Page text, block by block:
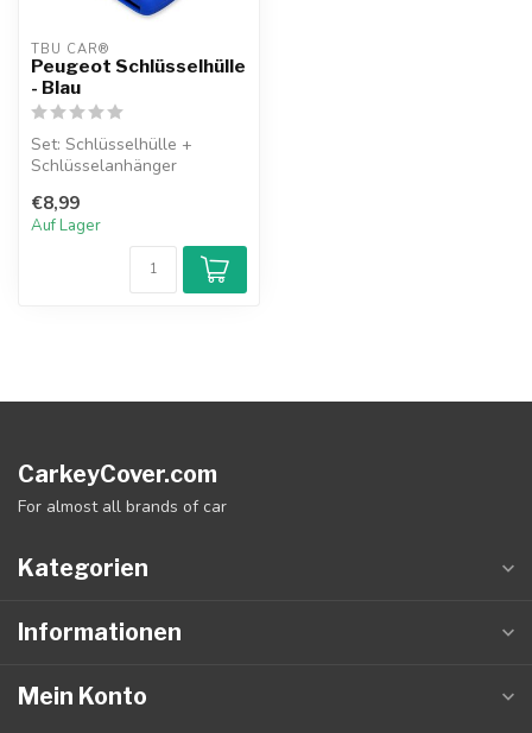
TBU CAR®
Peugeot Schlüsselhülle
- Blau
Set: Schlüsselhülle +
Schlüsselanhänger
€8,99
Auf Lager
CarkeyCover.com
For almost all brands of car
Kategorien
Informationen
Mein Konto